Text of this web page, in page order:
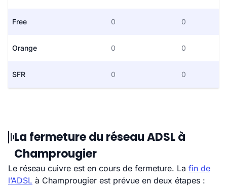
Free 0 0
Orange 0 0
SFR 0 0
La fermeture du réseau ADSL à
Champrougier
Le réseau cuivre est en cours de fermeture. La fin de
l’ADSL à Champrougier est prévue en deux étapes :